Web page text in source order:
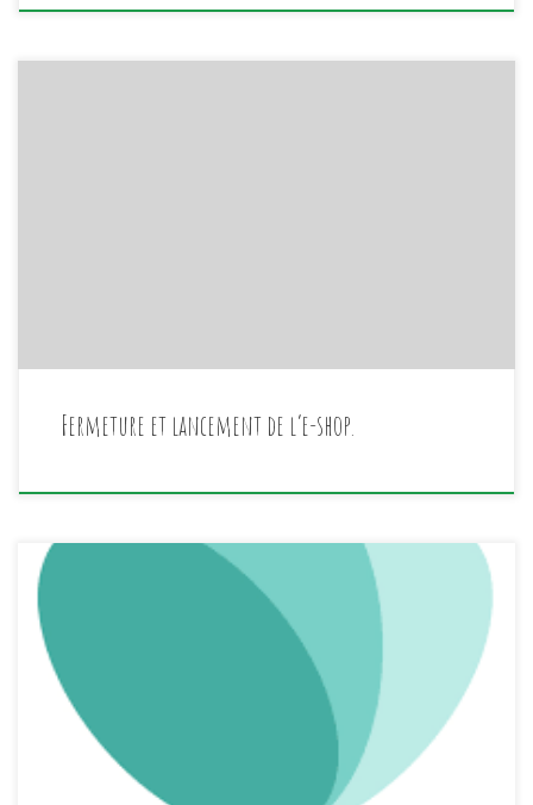
Fermeture et lancement de l’e-shop.
Too Good to go Depuis peu nous travaillons avec Too
Goog to go. L’idée est simple nous préparons avec les
invendus (principalement les fruits et légumes) des
paniers que vous achetez à prix réduit via l’app Too
good to go et que vous venez chercher chez
nous. https://toogoodtogo.be/ Simple, nous réduisons […]